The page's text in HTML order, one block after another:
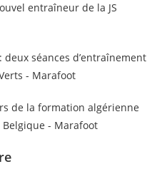
entraîneur de la JS
séances d’entraînement
- Marafoot
de la formation algérienne
- Marafoot